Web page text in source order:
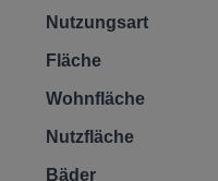
Nutzungsart
Fläche
Wohnfläche
Nutzfläche
Bäder